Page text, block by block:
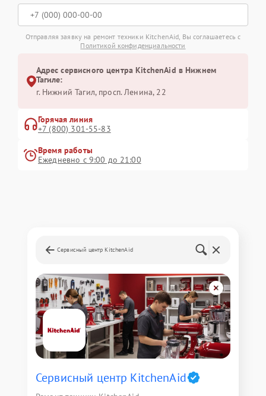
Отправляя заявку на ремонт техники KitchenAid, Вы соглашаетесь с
Политикой конфиденциальности
Адрес сервисного центра KitchenAid в Нижнем
Тагиле:
г. Нижний Тагил, просп. Ленина, 22
Горячая линия
+7 (800) 301-55-83
Время работы
Ежедневно с 9:00 до 21:00
Сервисный центр KitchenAid
Сервисный центр KitchenAid